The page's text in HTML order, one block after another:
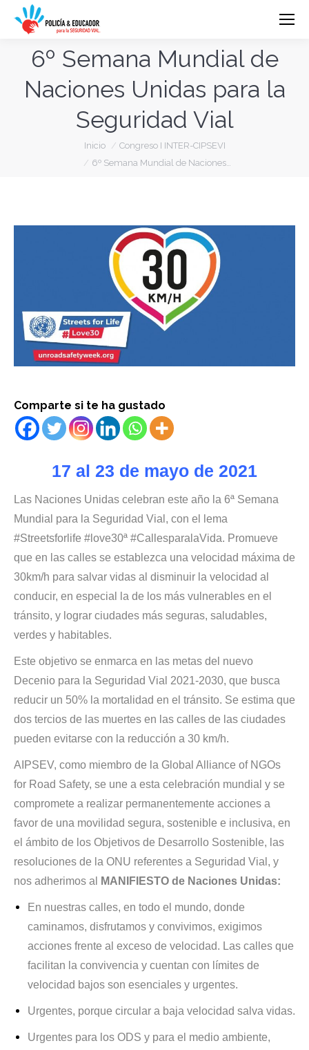
6º Semana Mundial de
Naciones Unidas para la
Seguridad Vial
Inicio
Congreso I INTER-CIPSEVI
6º Semana Mundial de Naciones…
Comparte si te ha gustado
17 al 23 de mayo de 2021
Las Naciones Unidas celebran este año la 6ª Semana
Mundial para la Seguridad Vial, con el lema
#Streetsforlife #love30ª #CallesparalaVida. Promueve
que en las calles se establezca una velocidad máxima de
30km/h para salvar vidas al disminuir la velocidad al
conducir, en especial la de los más vulnerables en el
tránsito, y lograr ciudades más seguras, saludables,
verdes y habitables.
Este objetivo se enmarca en las metas del nuevo
Decenio para la Seguridad Vial 2021-2030, que busca
reducir un 50% la mortalidad en el tránsito. Se estima que
dos tercios de las muertes en las calles de las ciudades
pueden evitarse con la reducción a 30 km/h.
AIPSEV, como miembro de la Global Alliance of NGOs
for Road Safety, se une a esta celebración mundial y se
compromete a realizar permanentemente acciones a
favor de una movilidad segura, sostenible e inclusiva, en
el ámbito de los Objetivos de Desarrollo Sostenible, las
resoluciones de la ONU referentes a Seguridad Vial, y
nos adherimos al
MANIFIESTO de Naciones Unidas:
En nuestras calles, en todo el mundo, donde
caminamos, disfrutamos y convivimos, exigimos
acciones frente al exceso de velocidad. Las calles que
facilitan la convivencia y cuentan con límites de
velocidad bajos son esenciales y urgentes.
Urgentes, porque circular a baja velocidad salva vidas.
Urgentes para los ODS y para el medio ambiente,